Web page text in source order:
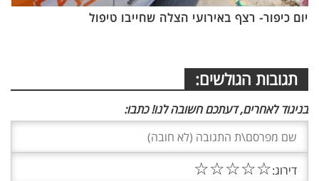
יום כיפור- רצף באירועי הצלה שחייבו טיפול
תגובות הגולשים:
בניגוד לאחרים, דעתכם חשובה לנו! כתבו:
דירוג:☆
☆
☆
☆
☆